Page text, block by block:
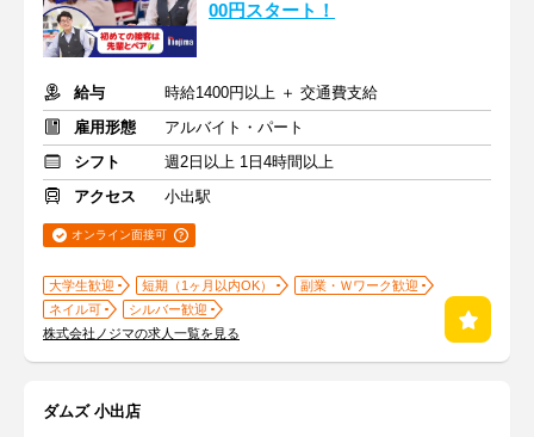
00円スタート！
給与
時給1400円以上 ＋ 交通費支給
雇用形態
アルバイト・パート
シフト
週2日以上 1日4時間以上
アクセス
小出駅
オンライン面接可
大学生歓迎 短期（1ヶ月以内OK）
副業・Ｗワーク歓迎
ネイル可
シルバー歓迎
株式会社ノジマの求人一覧を見る
ダムズ 小出店